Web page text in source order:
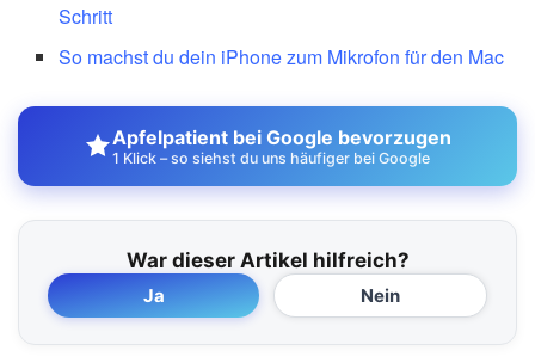
Schritt
So machst du dein iPhone zum Mikrofon für den Mac
Apfelpatient bei Google bevorzugen
1 Klick – so siehst du uns häufiger bei Google
War dieser Artikel hilfreich?
Ja Nein